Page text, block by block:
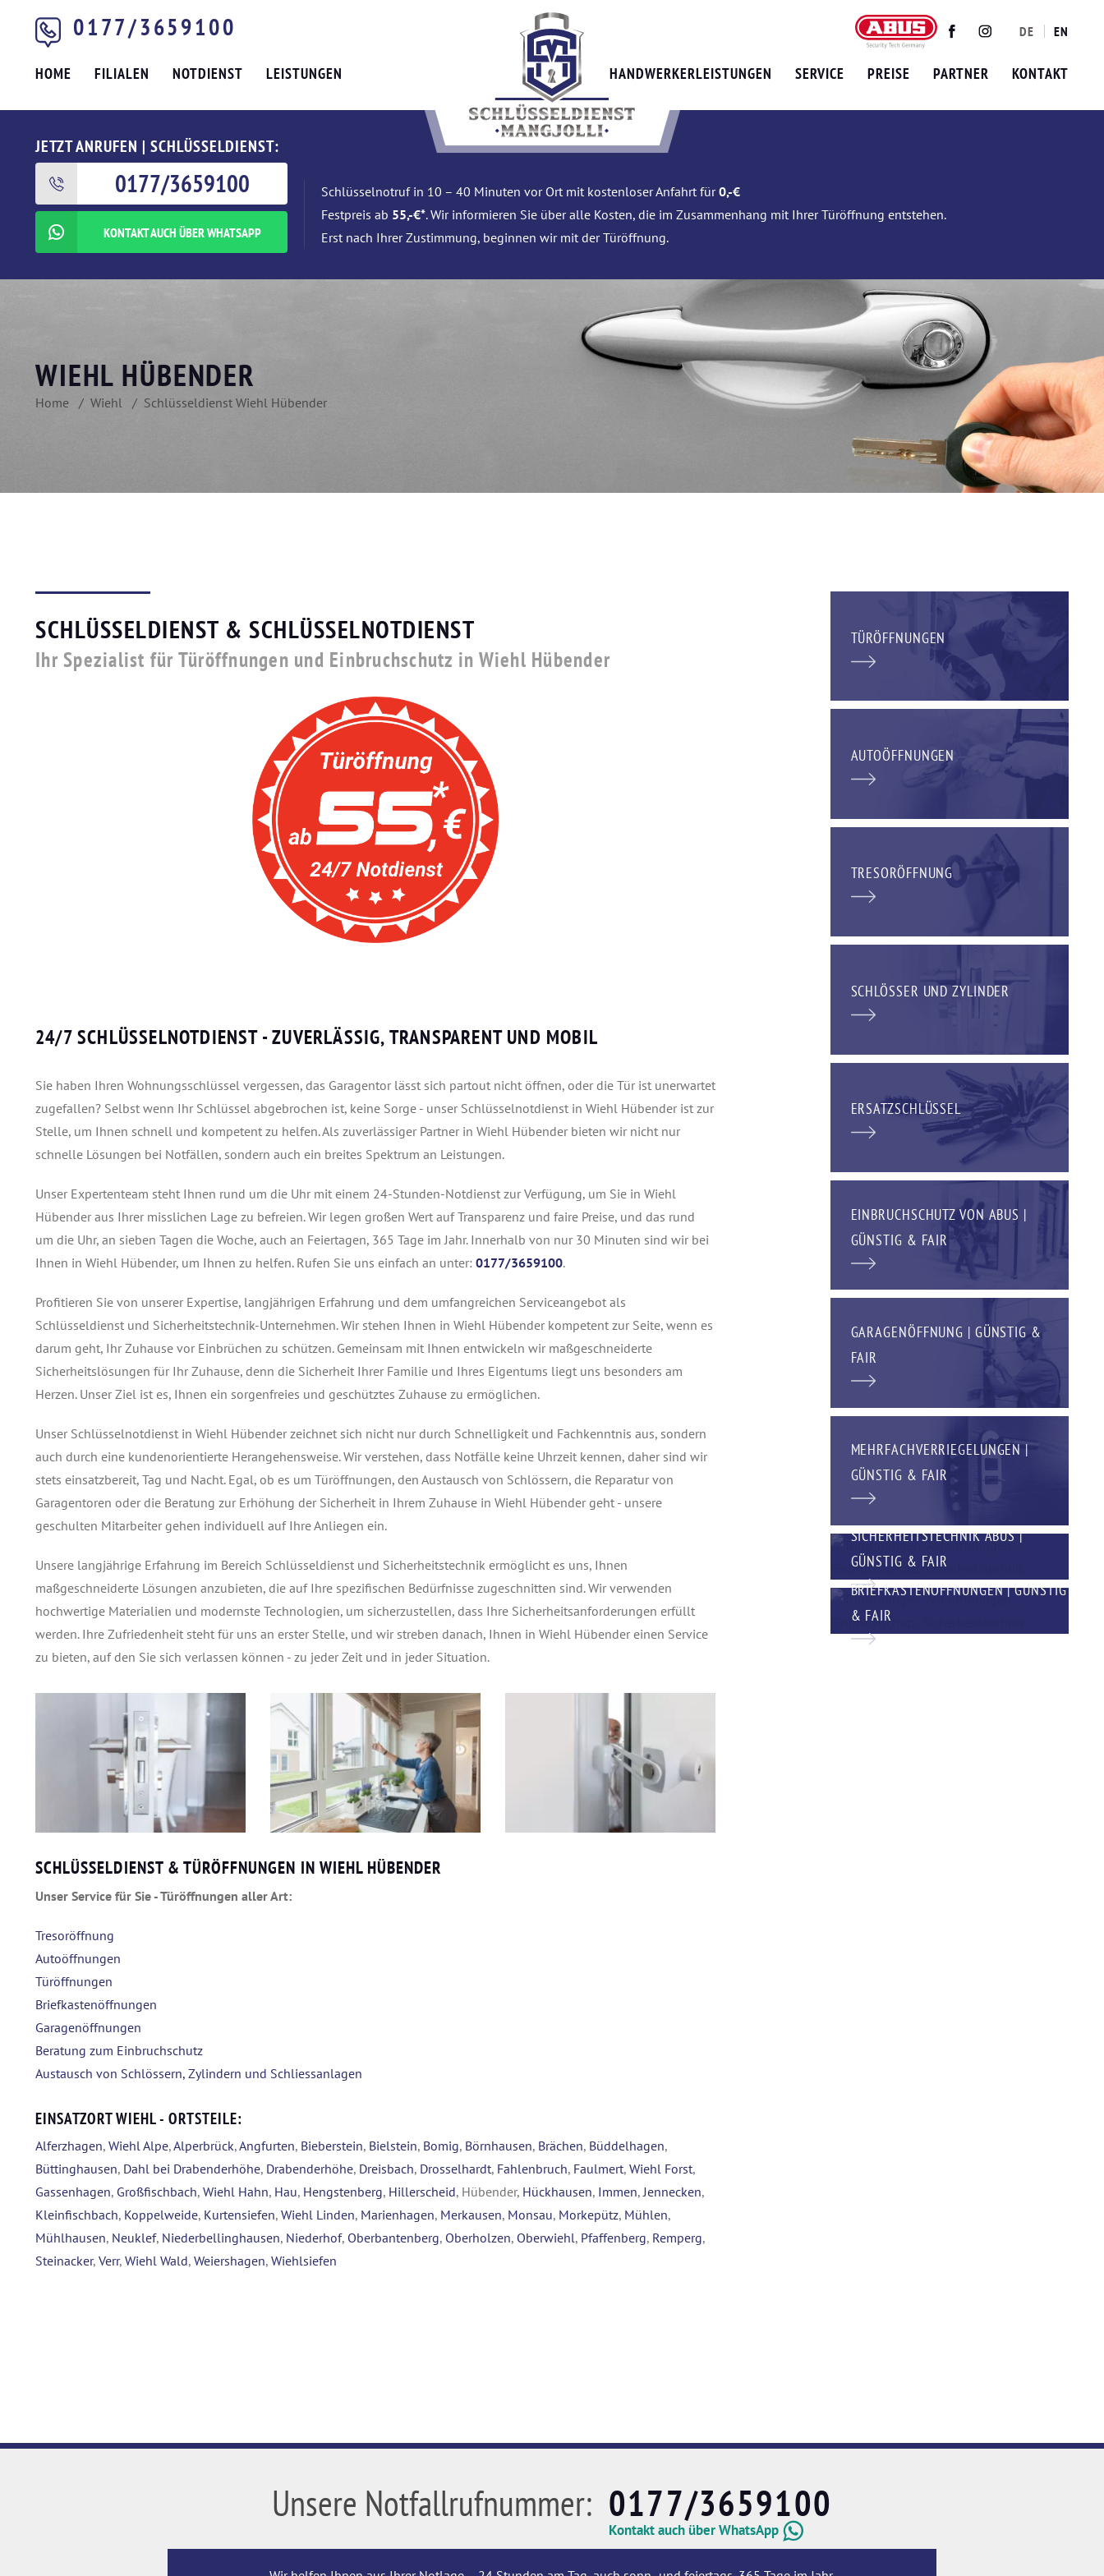
0177/3659100 TwitterFacebookInstagram
DE EN
HOME FILIALEN NOTDIENST LEISTUNGEN HANDWERKERLEISTUNGEN SERVICE PREISE PARTNER KONTAKT
JETZT ANRUFEN | SCHLÜSSELDIENST:
0177/3659100
KONTAKT AUCH ÜBER WHATSAPP
Schlüsselnotruf in 10 – 40 Minuten vor Ort mit kostenloser Anfahrt für0,-€
Festpreis ab 55,-€*. Wir informieren Sie über alle Kosten, die im Zusammenhang mit Ihrer Türöffnung entstehen.
Erst nach Ihrer Zustimmung, beginnen wir mit der Türöffnung.
WIEHL HÜBENDER
Home Wiehl Schlüsseldienst Wiehl Hübender
SCHLÜSSELDIENST & SCHLÜSSELNOTDIENST
Ihr Spezialist für Türöffnungen und Einbruchschutz in Wiehl Hübender
24/7 SCHLÜSSELNOTDIENST - ZUVERLÄSSIG, TRANSPARENT UND MOBIL
Sie haben Ihren Wohnungsschlüssel vergessen, das Garagentor lässt sich partout nicht öffnen, oder die Tür ist unerwartet
zugefallen? Selbst wenn Ihr Schlüssel abgebrochen ist, keine Sorge - unser Schlüsselnotdienst in Wiehl Hübender ist zur
Stelle, um Ihnen schnell und kompetent zu helfen. Als zuverlässiger Partner in Wiehl Hübender bieten wir nicht nur
schnelle Lösungen bei Notfällen, sondern auch ein breites Spektrum an Leistungen.
Unser Expertenteam steht Ihnen rund um die Uhr mit einem 24-Stunden-Notdienst zur Verfügung, um Sie in Wiehl
Hübender aus Ihrer misslichen Lage zu befreien. Wir legen großen Wert auf Transparenz und faire Preise, und das rund
um die Uhr, an sieben Tagen die Woche, auch an Feiertagen, 365 Tage im Jahr. Innerhalb von nur 30 Minuten sind wir bei
Ihnen in Wiehl Hübender, um Ihnen zu helfen. Rufen Sie uns einfach an unter: 0177/3659100.
Profitieren Sie von unserer Expertise, langjährigen Erfahrung und dem umfangreichen Serviceangebot als
Schlüsseldienst und Sicherheitstechnik-Unternehmen. Wir stehen Ihnen in Wiehl Hübender kompetent zur Seite, wenn es
darum geht, Ihr Zuhause vor Einbrüchen zu schützen. Gemeinsam mit Ihnen entwickeln wir maßgeschneiderte
Sicherheitslösungen für Ihr Zuhause, denn die Sicherheit Ihrer Familie und Ihres Eigentums liegt uns besonders am
Herzen. Unser Ziel ist es, Ihnen ein sorgenfreies und geschütztes Zuhause zu ermöglichen.
Unser Schlüsselnotdienst in Wiehl Hübender zeichnet sich nicht nur durch Schnelligkeit und Fachkenntnis aus, sondern
auch durch eine kundenorientierte Herangehensweise. Wir verstehen, dass Notfälle keine Uhrzeit kennen, daher sind wir
stets einsatzbereit, Tag und Nacht. Egal, ob es um Türöffnungen, den Austausch von Schlössern, die Reparatur von
Garagentoren oder die Beratung zur Erhöhung der Sicherheit in Ihrem Zuhause in Wiehl Hübender geht - unsere
geschulten Mitarbeiter gehen individuell auf Ihre Anliegen ein.
Unsere langjährige Erfahrung im Bereich Schlüsseldienst und Sicherheitstechnik ermöglicht es uns, Ihnen
maßgeschneiderte Lösungen anzubieten, die auf Ihre spezifischen Bedürfnisse zugeschnitten sind. Wir verwenden
hochwertige Materialien und modernste Technologien, um sicherzustellen, dass Ihre Sicherheitsanforderungen erfüllt
werden. Ihre Zufriedenheit steht für uns an erster Stelle, und wir streben danach, Ihnen in Wiehl Hübender einen Service
zu bieten, auf den Sie sich verlassen können - zu jeder Zeit und in jeder Situation.
SCHLÜSSELDIENST & TÜRÖFFNUNGEN IN WIEHL HÜBENDER
Unser Service für Sie - Türöffnungen aller Art:
Tresoröffnung
Autoöffnungen
Türöffnungen
Briefkastenöffnungen
Garagenöffnungen
Beratung zum Einbruchschutz
Austausch von Schlössern, Zylindern und Schliessanlagen
EINSATZORT WIEHL - ORTSTEILE:
Alferzhagen, Wiehl Alpe,Alperbrück,Angfurten, Bieberstein, Bielstein, Bomig, Börnhausen, Brächen, Büddelhagen,
Büttinghausen, Dahl bei Drabenderhöhe, Drabenderhöhe, Dreisbach, Drosselhardt, Fahlenbruch, Faulmert, Wiehl Forst,
Gassenhagen, Großfischbach, Wiehl Hahn, Hau, Hengstenberg, Hillerscheid, Hübender, Hückhausen, Immen,Jennecken,
Kleinfischbach, Koppelweide, Kurtensiefen, Wiehl Linden, Marienhagen, Merkausen, Monsau, Morkepütz, Mühlen,
Mühlhausen, Neuklef, Niederbellinghausen, Niederhof, Oberbantenberg, Oberholzen, Oberwiehl, Pfaffenberg, Remperg,
Steinacker, Verr, Wiehl Wald, Weiershagen, Wiehlsiefen
TÜRÖFFNUNGEN
AUTOÖFFNUNGEN
TRESORÖFFNUNG
SCHLÖSSER UND ZYLINDER
ERSATZSCHLÜSSEL
EINBRUCHSCHUTZ VON ABUS |
GÜNSTIG & FAIR
GARAGENÖFFNUNG | GÜNSTIG &
FAIR
MEHRFACHVERRIEGELUNGEN |
GÜNSTIG & FAIR
SICHERHEITSTECHNIK ABUS |
GÜNSTIG & FAIR
BRIEFKASTENÖFFNUNGEN | GÜNSTIG
& FAIR
Unsere Notfallrufnummer: 0177/3659100
Kontakt auch über WhatsApp